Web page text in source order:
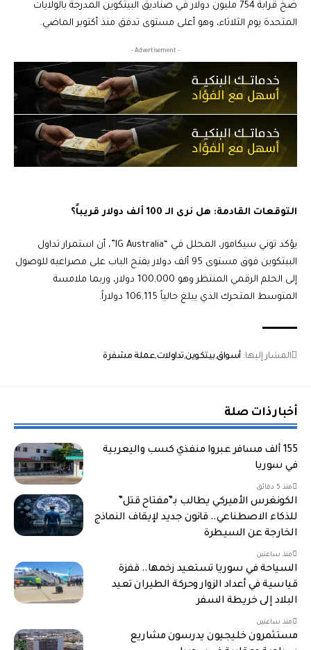
ضخ قرابة 754 مليون دولار في صناديق البيتكوين المدرجة بالولايات
المتحدة يوم الثلاثاء، وهو أعلى مستوى تدفق منذ أكتوبر الماضي.
- Advertisement -
التوقعات القادمة: هل نرى الـ 100 ألف دولار قريباً؟
يؤكد توني سيكامور، المحلل في “IG Australia”، أن استمرار تداول
البيتكوين فوق مستوى 95 ألف دولار يفتح الباب على مصراعيه للوصول
إلى الحلم الرقمي المنتظر وهو 100,000 دولار، وربما ملامسة
المتوسط المتحرك الذي يبلغ حالياً 106,115 دولاراً.
المشار إليها: أسواق بيتكوين تداولاتعملة مشفرة
أخبار ذات صلة
155 ألف مسافر عبروا منفذي كسب واليعربية
في سوريا
منذ 5 دقائق
الكونغرس الأميركي يطالب بـ”مفتاح قتل”
للذكاء الاصطناعي.. قانون جديد لإيقاف النماذج
الخارجة عن السيطرة
منذ ساعتين
السياحة في سوريا تستعيد زخمها.. قفزة
قياسية في أعداد الزوار وحركة الطيران تعيد
البلاد إلى خريطة السفر
منذ ساعتين
مستثمرون خليجيون يدرسون مشاريع